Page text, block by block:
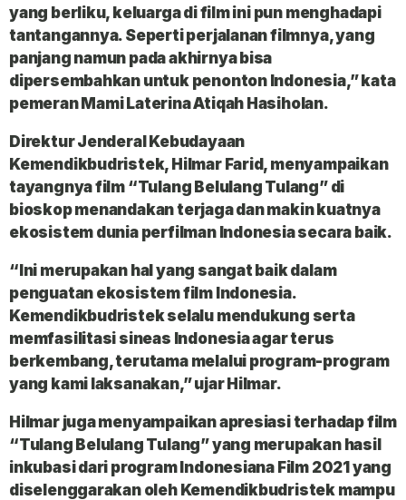
yang berliku, keluarga di film ini pun menghadapi
tantangannya. Seperti perjalanan filmnya, yang
panjang namun pada akhirnya bisa
dipersembahkan untuk penonton Indonesia,” kata
pemeran Mami Laterina Atiqah Hasiholan.
Direktur Jenderal Kebudayaan
Kemendikbudristek, Hilmar Farid, menyampaikan
tayangnya film “Tulang Belulang Tulang” di
bioskop menandakan terjaga dan makin kuatnya
ekosistem dunia perfilman Indonesia secara baik.
“Ini merupakan hal yang sangat baik dalam
penguatan ekosistem film Indonesia.
Kemendikbudristek selalu mendukung serta
memfasilitasi sineas Indonesia agar terus
berkembang, terutama melalui program-program
yang kami laksanakan,” ujar Hilmar.
Hilmar juga menyampaikan apresiasi terhadap film
“Tulang Belulang Tulang” yang merupakan hasil
inkubasi dari program Indonesiana Film 2021 yang
diselenggarakan oleh Kemendikbudristek mampu